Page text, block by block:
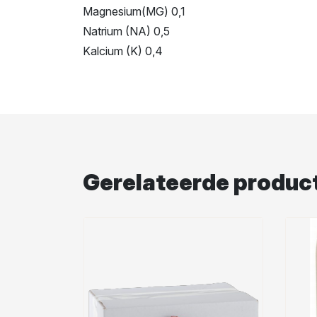
Magnesium(MG) 0,1
Natrium (NA) 0,5
Kalcium (K) 0,4
Gerelateerde